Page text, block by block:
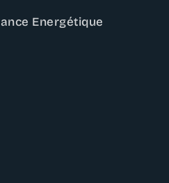
Energétique